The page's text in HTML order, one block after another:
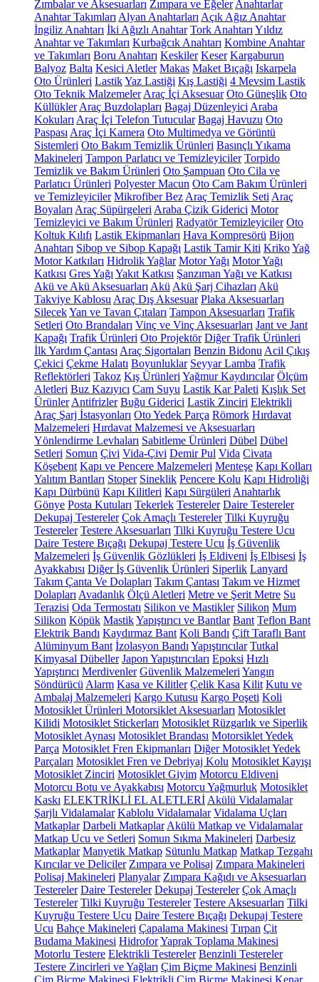
Zımbalar ve Aksesuarları Zımpara ve Eğeler Anahtarlar
Anahtar Takımları Alyan Anahtarları Açık Ağız Anahtar
İngiliz Anahtarı İki Ağızlı Anahtar Tork Anahtarı Yıldız
Anahtar ve Takımları Kurbağcık Anahtarı Kombine Anahtar
ve Takımları Boru Anahtarı Keskiler Keser Kargaburun
Balyoz Balta Kesici Aletler Makas Maket Bıçağı Iskarpela
Oto Ürünleri LastikYaz Lastiği Kış Lastiği 4 Mevsim Lastik
Oto Teknik Malzemeler Araç İçi Aksesuar Oto Güneşlik Oto
Küllükler Araç Buzdolapları Bagaj Düzenleyici Araba
Kokuları Araç İçi Telefon Tutucular Bagaj Havuzu Oto
Paspası Araç İçi Kamera Oto Multimedya ve Görüntü
Sistemleri Oto Bakım Temizlik Ürünleri Basınçlı Yıkama
Makineleri Tampon Parlatıcı ve Temizleyiciler Torpido
Temizlik ve Bakım Ürünleri Oto Şampuan Oto Cila ve
Parlatıcı Ürünleri Polyester Macun Oto Cam Bakım Ürünleri
ve Temizleyiciler Mikrofiber Bez Araç Temizlik Seti Araç
Boyaları Araç Süpürgeleri Araba Çizik Giderici Motor
Temizleyici ve Bakım Ürünleri Radyatör Temizleyiciler Oto
Koltuk Kılıfı Lastik Ekipmanları Hava Kompresörü Bijon
Anahtarı Sibop ve Sibop Kapağı Lastik Tamir Kiti KrikoYağ
Motor Katkıları Hidrolik Yağlar Motor Yağı Motor Yağı
Katkısı Gres Yağı Yakıt Katkısı Şanzıman Yağı ve Katkısı
Akü ve Akü Aksesuarları Akü Akü Şarj Cihazları Akü
Takviye Kablosu Araç Dış Aksesuar Plaka Aksesuarları
SilecekYan ve Tavan Çıtaları Tampon Aksesuarları Trafik
Setleri Oto Brandaları Vinç ve Vinç Aksesuarları Jant ve Jant
Kapağı Trafik Ürünleri Oto Projektör Diğer Trafik Ürünleri
İlk Yardım Çantası Araç Sigortaları Benzin Bidonu Acil Çıkış
Çekici Çekme Halatı Boyunluklar Seyyar Lamba Trafik
Reflektörleri Takoz Kış Ürünleri Yağmur Kaydırıcılar Ölçüm
Aletleri Buz Kazıyıcı Cam Suyu Lastik Kar Paleti Kışlık Set
Ürünler Antifrizler Buğu Giderici Lastik Zinciri Elektrikli
Araç Şarj İstasyonları Oto Yedek Parça Römork Hırdavat
Malzemeleri Hırdavat Malzemesi ve Aksesuarları
Yönlendirme Levhaları Sabitleme Ürünleri Dübel Dübel
Setleri Somun Çivi Vida-Çivi Demir Pul Vida Civata
Köşebent Kapı ve Pencere Malzemeleri Menteşe Kapı Kolları
Yalıtım Bantları Stoper Sineklik Pencere Kolu Kapı Hidroliği
Kapı Dürbünü Kapı Kilitleri Kapı Sürgüleri Anahtarlık
Gönye Posta Kutuları Tekerlek Testereler Daire Testereler
Dekupaj Testereler Çok Amaçlı Testereler Tilki Kuyruğu
Testereler Testere Aksesuarları Tilki Kuyruğu Testere Ucu
Daire Testere Bıçağı Dekupaj Testere Ucu İş Güvenlik
Malzemeleri İş Güvenlik Gözlükleri İş Eldiveni İş Elbisesi İş
Ayakkabısı Diğer İş Güvenlik Ürünleri Siperlik Lanyard
Takım Çanta Ve Dolapları Takım Çantası Takım ve Hizmet
Dolapları Avadanlık Ölçü Aletleri Metre ve Şerit Metre Su
Terazisi Oda Termostatı Silikon ve Mastikler Silikon Mum
Silikon Köpük MastikYapıştırıcı ve Bantlar Bant Teflon Bant
Elektrik Bandı Kaydırmaz Bant Koli Bandı Çift Taraflı Bant
Alüminyum Bant İzolasyon Bandı Yapıştırıcılar Tutkal
Kimyasal Dübeller Japon Yapıştırıcıları Epoksi Hızlı
Yapıştırıcı Merdivenler Güvenlik Malzemeleri Yangın
Söndürücü Alarm Kasa ve Kilitler Çelik Kasa Kilit Kutu ve
Ambalaj Malzemeleri Kargo Kutusu Kargo Poşeti Koli
Motosiklet Ürünleri Motorsiklet Aksesuarları Motosiklet
Kilidi Motosiklet Stickerları Motosiklet Rüzgarlık ve Siperlik
Motosiklet Aynası Motosiklet Brandası Motorsiklet Yedek
Parça Motosiklet Fren Ekipmanları Diğer Motosiklet Yedek
Parçaları Motosiklet Fren ve Debriyaj Kolu Motosiklet Kayışı
Motosiklet Zinciri Motosiklet Giyim Motorcu Eldiveni
Motorcu Botu ve Ayakkabısı Motorcu Yağmurluk Motosiklet
Kaskı ELEKTRİKLİ EL ALETLERİ Akülü Vidalamalar
Şarjlı Vidalamalar Kablolu Vidalamalar Vidalama Uçları
Matkaplar Darbeli Matkaplar Akülü Matkap ve Vidalamalar
Matkap Ucu ve Setleri Somun Sıkma Makineleri Darbesiz
Matkaplar Manyetik Matkap Sütunlu Matkap Matkap Tezgahı
Kırıcılar ve Deliciler Zımpara ve Polisaj Zımpara Makineleri
Polisaj Makineleri Planyalar Zımpara Kağıdı ve Aksesuarları
Testereler Daire Testereler Dekupaj Testereler Çok Amaçlı
Testereler Tilki Kuyruğu Testereler Testere Aksesuarları Tilki
Kuyruğu Testere Ucu Daire Testere Bıçağı Dekupaj Testere
Ucu Bahçe Makineleri Çapalama Makinesi Tırpan Çit
Budama Makinesi HidroforYaprak Toplama Makinesi
Motorlu Testere Elektrikli Testereler Benzinli Testereler
Testere Zincirleri ve Yağları Çim Biçme Makinesi Benzinli
Çim Biçme Makinesi Elektrikli Çim Biçme Makinesi Kenar